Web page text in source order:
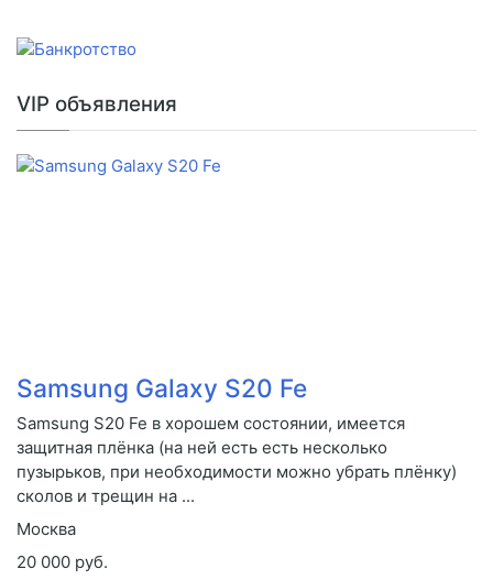
VIP объявления
Samsung Galaxy S20 Fe
Samsung S20 Fe в хорошем состоянии, имеется
защитная плёнка (на ней есть есть несколько
пузырьков, при необходимости можно убрать плёнку)
сколов и трещин на ...
Москва
20 000 руб.